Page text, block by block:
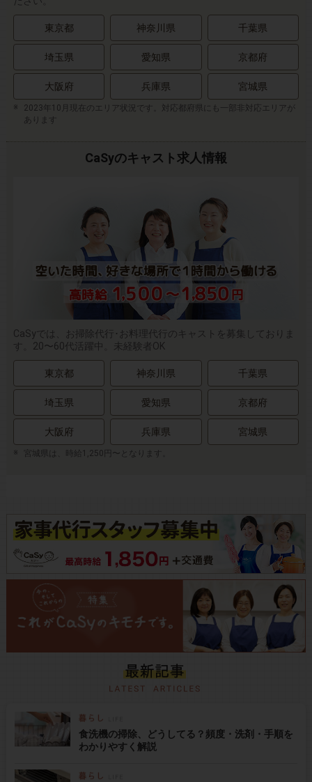
東京都 神奈川県 千葉県
埼玉県 愛知県 京都府
大阪府 兵庫県 宮城県
2023年10月現在のエリア状況です。対応都府県にも一部非対応エリアが
あります
CaSyのキャスト求人情報
CaSyでは、お掃除代行･お料理代行のキャストを募集しておりま
す。20〜60代活躍中。未経験者OK
東京都 神奈川県 千葉県
埼玉県 愛知県 京都府
大阪府 兵庫県 宮城県
宮城県は、時給1,250円〜となります。
食洗機の掃除、どうしてる？頻度・洗剤・手順を
わかりやすく解説